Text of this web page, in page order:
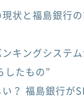
状と福島銀行
キングシステ
したもの”
？ 福島銀行が